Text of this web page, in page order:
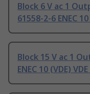
Block 6 V ac 1
61558-2-6 ENEC
Block 15 V ac 1
ENEC 10 (VDE)